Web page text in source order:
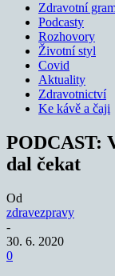
Zdravotní
Podcasty
Rozhovory
Životní styl
Covid
Aktuality
Zdravotnictví
Ke kávě a čaji
PODCAST:
dal čekat
Od
zdravezpravy
-
30. 6. 2020
0